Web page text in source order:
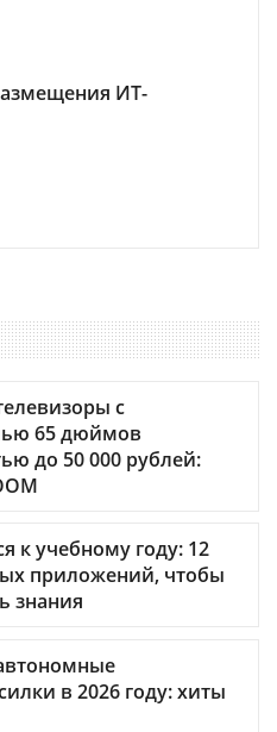
ИТ-
с
65 дюймов
до 50 000 рублей:
к учебному году: 12
приложений, чтобы
знания
в 2026 году: хиты